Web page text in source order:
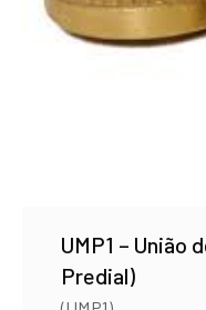
UMP1 – União
Predial)